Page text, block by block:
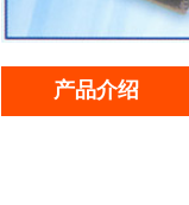
产品介绍